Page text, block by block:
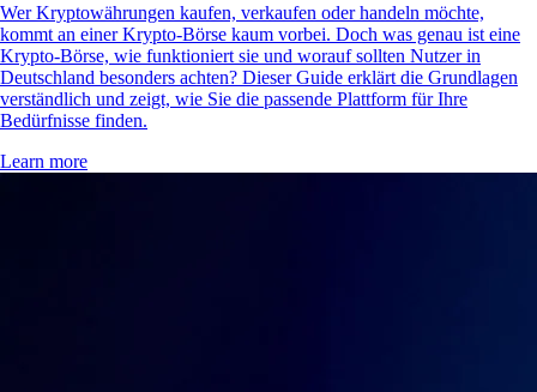
Wer Kryptowährungen kaufen, verkaufen oder handeln möchte,
kommt an einer Krypto-Börse kaum vorbei. Doch was genau ist eine
Krypto-Börse, wie funktioniert sie und worauf sollten Nutzer in
Deutschland besonders achten? Dieser Guide erklärt die Grundlagen
verständlich und zeigt, wie Sie die passende Plattform für Ihre
Bedürfnisse finden.
Learn more